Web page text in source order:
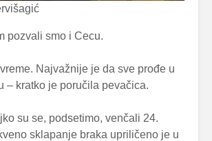
pozvali smo i Cecu.
Najvažnije je da sve prođe u
– kratko je poručila pevačica.
su se, podsetimo, venčali 24.
sklapanje braka upriličeno je u